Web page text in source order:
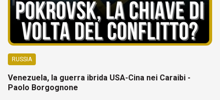
RUSSIA
Venezuela, la guerra ibrida USA-Cina nei Caraibi -
Paolo Borgognone